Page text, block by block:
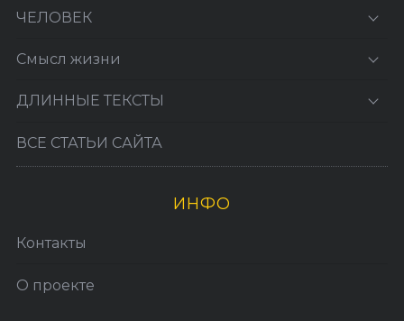
ЧЕЛОВЕК
Смысл жизни
ДЛИННЫЕ ТЕКСТЫ
ВСЕ СТАТЬИ САЙТА
ИНФО
Контакты
О проекте